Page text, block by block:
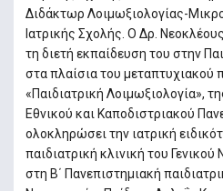
Διδάκτωρ Λοιμωξιολογίας-
Ιατρικής Σχολής. Ο Δρ.
τη διετή εκπαίδευση του στην
στα πλαίσια του μεταπτυχιακού
«Παιδιατρική Λοιμωξιολογία»,
Εθνικού και Καποδιστριακού
ολοκληρώσει την ιατρική
παιδιατρική κλινική του
στη Β΄ Πανεπιστημιακή